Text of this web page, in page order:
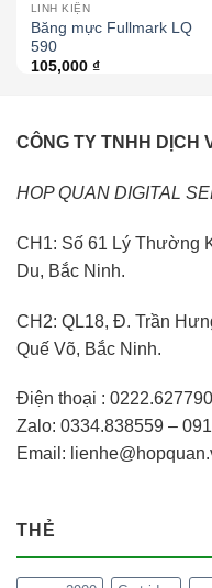
LINH KIỆN
Băng mực Fullmark LQ
590
105,000 ₫
CÔNG TY TNHH DỊCH
HOP QUAN DIGITAL
CH1: Số 61 Lý Thường
Du, Bắc Ninh.
CH2: QL18, Đ. Trần
Quế Võ, Bắc Ninh.
Điện thoại :
Zalo: 0334.838559 –
Email:
THẺ